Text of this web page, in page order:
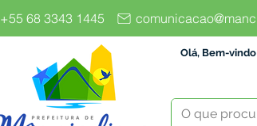
+55 68 3343 1445
Olá, Bem-